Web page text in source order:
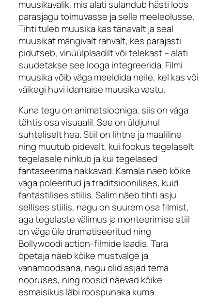
muusikavalik, mis alati sulandub hästi loos
parasjagu toimuvasse ja selle meeleolusse.
Tihti tuleb muusika kas tänavalt ja seal
muusikat mängivalt rahvalt, kes parajasti
pidutseb, vinüülplaadilt või telekast – alati
suudetakse see looga integreerida. Filmi
muusika võib väga meeldida neile, kel kas või
väikegi huvi idamaise muusika vastu.
Kuna tegu on animatsiooniga, siis on väga
tähtis osa visuaalil. See on üldjuhul
suhteliselt hea. Stiil on lihtne ja maaliline
ning muutub pidevalt, kui fookus tegelaselt
tegelasele nihkub ja kui tegelased
fantaseerima hakkavad. Kamala näeb kõike
väga poleeritud ja traditsioonilises, kuid
fantastilises stiilis. Salim näeb tihti asju
sellises stiilis, nagu on suurem osa filmist,
aga tegelaste välimus ja monteerimise stiil
on väga üle dramatiseeritud ning
Bollywoodiaction-filmide laadis. Tara
õpetaja näeb kõike mustvalge ja
vanamoodsana, nagu olid asjad tema
nooruses, ning roosid näevad kõike
esmaisikus läbi roospunaka kuma.